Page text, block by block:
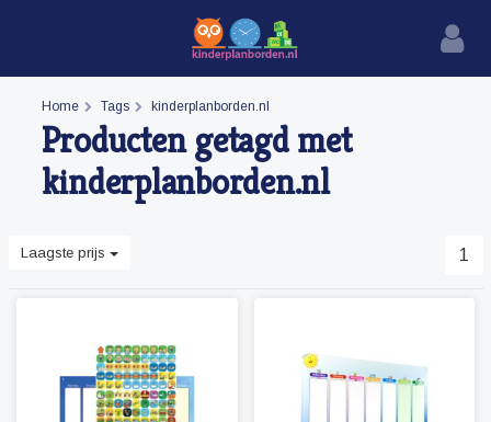
Home Tags kinderplanborden.nl
Producten getagd met
kinderplanborden.nl
Laagste prijs 1